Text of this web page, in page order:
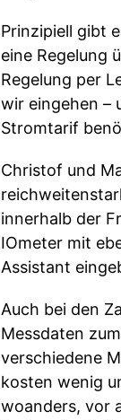
Prinzipiell gibt
eine Regelung
Regelung per
wir eingehen –
Stromtarif
Christof und
innerhalb der
IOmeter mit
Assistant
Auch bei den
Messdaten
verschiedene
kosten wenig
woanders, vor